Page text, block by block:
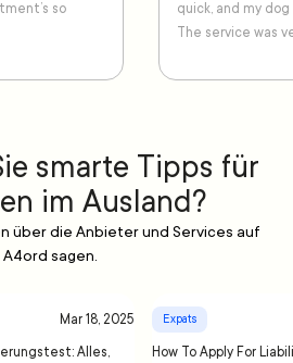
so
quick, and my
The service was
smarte Tipps für
im Ausland?
über die Anbieter und Services auf
A4ord sagen.
Mar 18, 2025
Alles,
Expats
How To Apply For